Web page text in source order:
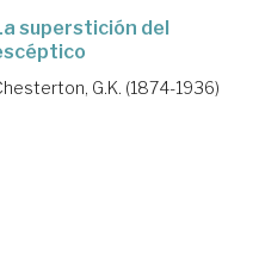
superstición del
G.K. (1874-1936)